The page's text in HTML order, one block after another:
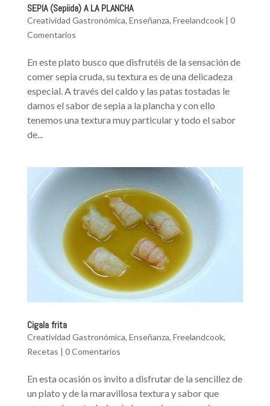
SEPIA (Sepiida) A LA PLANCHA
Creatividad Gastronómica, Enseñanza, Freelandcook| 0
Comentarios
En este plato busco que disfrutéis de la sensación de
comer sepia cruda, su textura es de una delicadeza
especial. A través del caldo y las patas tostadas le
damos el sabor de sepia a la plancha y con ello
tenemos una textura muy particular y todo el sabor
de...
Cigala frita
Creatividad Gastronómica, Enseñanza, Freelandcook,
Recetas | 0 Comentarios
En esta ocasión os invito a disfrutar de la sencillez de
un plato y de la maravillosa textura y sabor que